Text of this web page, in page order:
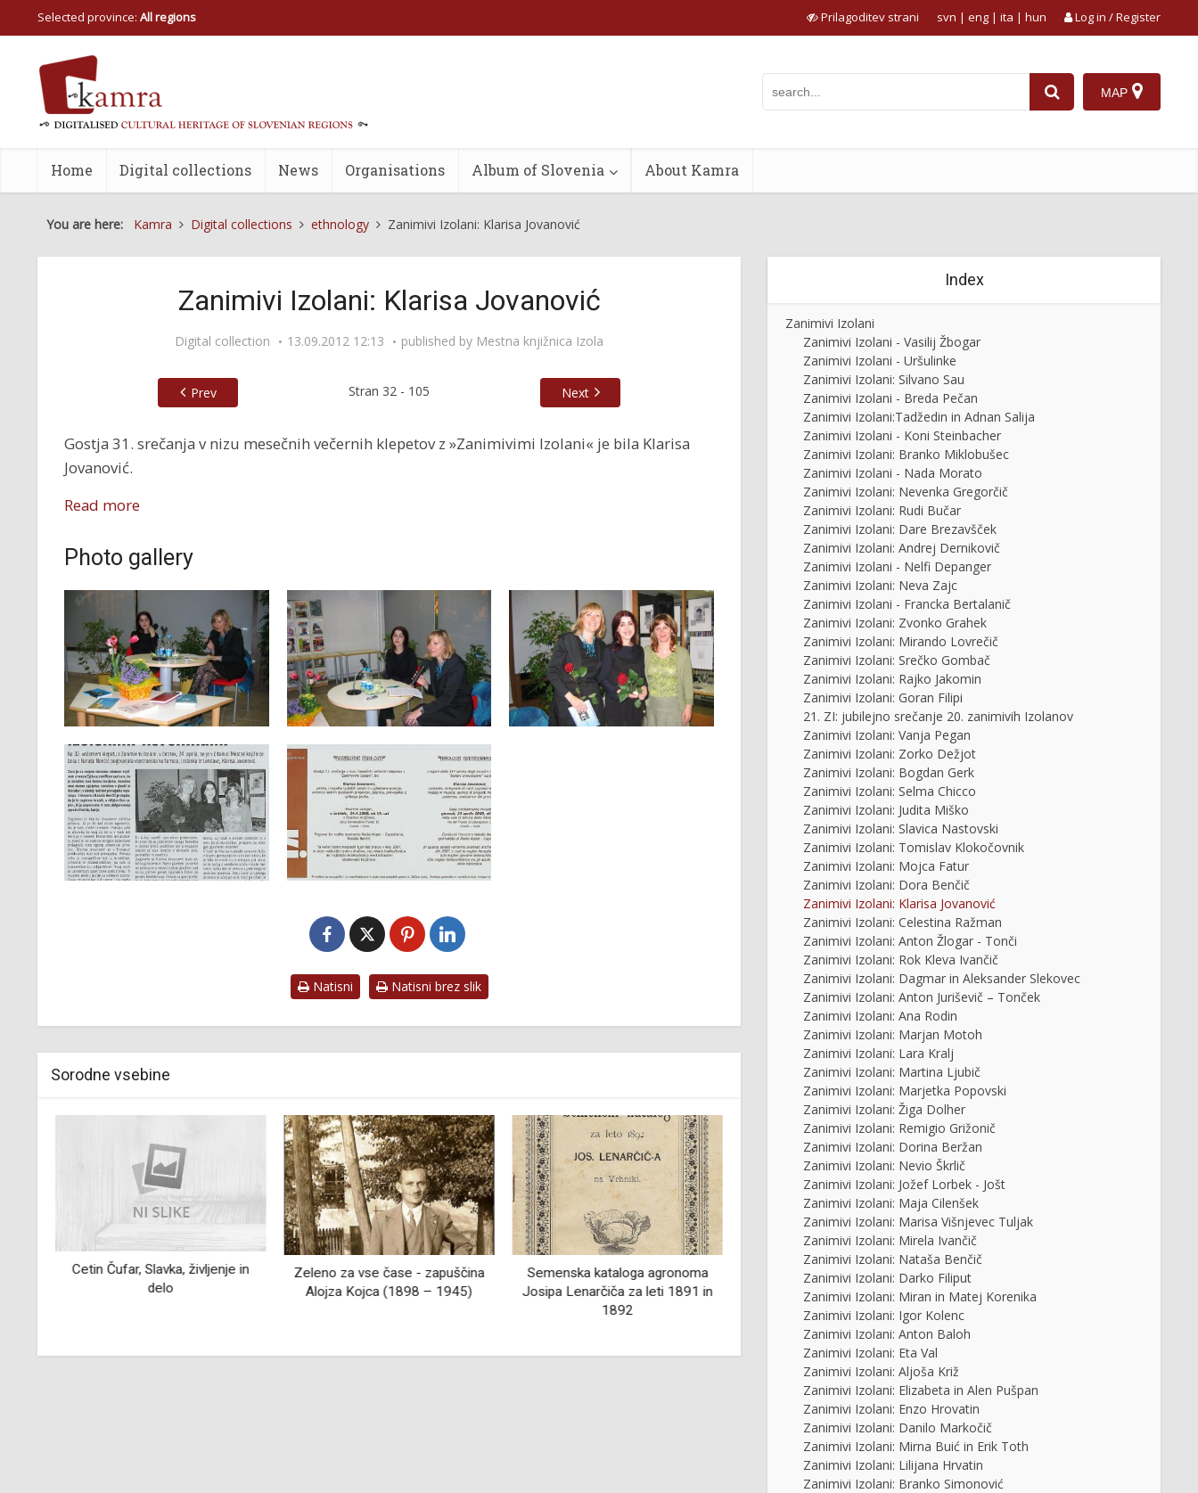
Selected province: All regions Prilagoditev strani Log in / Register
svn | eng | ita | hun
MAP
Home Digital collections News Organisations Album of Slovenia About Kamra
You are here: Kamra Digital collections ethnology Zanimivi Izolani: Klarisa Jovanović
Zanimivi Izolani: Klarisa Jovanović
Digital collection 13.09.2012 12:13 published by Mestna knjižnica Izola
Stran 32 - 105
Prev Next
Gostja 31. srečanja v nizu mesečnih večernih klepetov z »Zanimivimi Izolani« je bila Klarisa
Jovanović.
Read more
Photo gallery
Natisni Natisni brez slik
Sorodne vsebine
Cetin Čufar, Slavka, življenje in
delo
Zeleno za vse čase - zapuščina
Alojza Kojca (1898 – 1945)
Semenska kataloga agronoma
Josipa Lenarčiča za leti 1891 in
1892
MOTNIK: Nekovsko posebno in
obredno vino
Index
Zanimivi Izolani
Zanimivi Izolani - Vasilij Žbogar
Zanimivi Izolani - Uršulinke
Zanimivi Izolani: Silvano Sau
Zanimivi Izolani - Breda Pečan
Zanimivi Izolani:Tadžedin in Adnan Salija
Zanimivi Izolani - Koni Steinbacher
Zanimivi Izolani: Branko Miklobušec
Zanimivi Izolani - Nada Morato
Zanimivi Izolani: Nevenka Gregorčič
Zanimivi Izolani: Rudi Bučar
Zanimivi Izolani: Dare Brezavšček
Zanimivi Izolani: Andrej Dernikovič
Zanimivi Izolani - Nelfi Depanger
Zanimivi Izolani: Neva Zajc
Zanimivi Izolani - Francka Bertalanič
Zanimivi Izolani: Zvonko Grahek
Zanimivi Izolani: Mirando Lovrečič
Zanimivi Izolani: Srečko Gombač
Zanimivi Izolani: Rajko Jakomin
Zanimivi Izolani: Goran Filipi
21. ZI: jubilejno srečanje 20. zanimivih Izolanov
Zanimivi Izolani: Vanja Pegan
Zanimivi Izolani: Zorko Dežjot
Zanimivi Izolani: Bogdan Gerk
Zanimivi Izolani: Selma Chicco
Zanimivi Izolani: Judita Miško
Zanimivi Izolani: Slavica Nastovski
Zanimivi Izolani: Tomislav Klokočovnik
Zanimivi Izolani: Mojca Fatur
Zanimivi Izolani: Dora Benčič
Zanimivi Izolani: Klarisa Jovanović
Zanimivi Izolani: Celestina Ražman
Zanimivi Izolani: Anton Žlogar - Tonči
Zanimivi Izolani: Rok Kleva Ivančič
Zanimivi Izolani: Dagmar in Aleksander Slekovec
Zanimivi Izolani: Anton Juriševič – Tonček
Zanimivi Izolani: Ana Rodin
Zanimivi Izolani: Marjan Motoh
Zanimivi Izolani: Lara Kralj
Zanimivi Izolani: Martina Ljubič
Zanimivi Izolani: Marjetka Popovski
Zanimivi Izolani: Žiga Dolher
Zanimivi Izolani: Remigio Grižonič
Zanimivi Izolani: Dorina Beržan
Zanimivi Izolani: Nevio Škrlič
Zanimivi Izolani: Jožef Lorbek - Jošt
Zanimivi Izolani: Maja Cilenšek
Zanimivi Izolani: Marisa Višnjevec Tuljak
Zanimivi Izolani: Mirela Ivančič
Zanimivi Izolani: Nataša Benčič
Zanimivi Izolani: Darko Filiput
Zanimivi Izolani: Miran in Matej Korenika
Zanimivi Izolani: Igor Kolenc
Zanimivi Izolani: Anton Baloh
Zanimivi Izolani: Eta Val
Zanimivi Izolani: Aljoša Križ
Zanimivi Izolani: Elizabeta in Alen Pušpan
Zanimivi Izolani: Enzo Hrovatin
Zanimivi Izolani: Danilo Markočič
Zanimivi Izolani: Mirna Buić in Erik Toth
Zanimivi Izolani: Lilijana Hrvatin
Zanimivi Izolani: Branko Simonović